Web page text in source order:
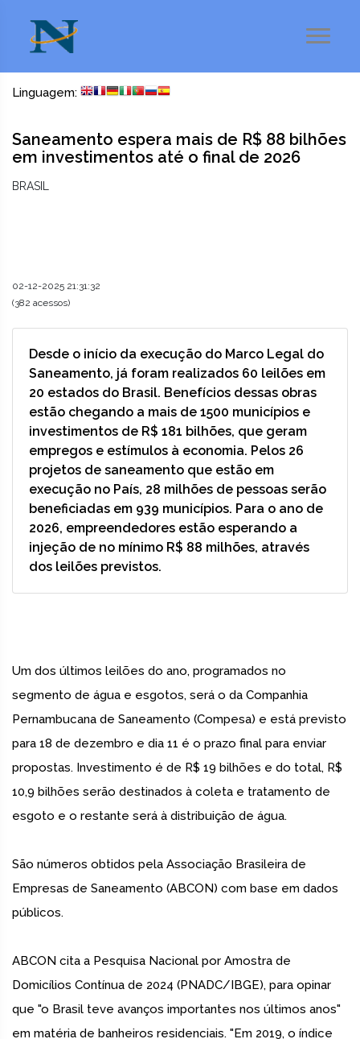
Linguagem:
Saneamento espera mais de R$ 88 bilhões
em investimentos até o final de 2026
BRASIL
02-12-2025 21:31:32
(382 acessos)
Desde o início da execução do Marco Legal do
Saneamento, já foram realizados 60 leilões em
20 estados do Brasil. Benefícios dessas obras
estão chegando a mais de 1500 municípios e
investimentos de R$ 181 bilhões, que geram
empregos e estímulos à economia. Pelos 26
projetos de saneamento que estão em
execução no País, 28 milhões de pessoas serão
beneficiadas em 939 municípios. Para o ano de
2026, empreendedores estão esperando a
injeção de no mínimo R$ 88 milhões, através
dos leilões previstos.
Um dos últimos leilões do ano, programados no
segmento de água e esgotos, será o da Companhia
Pernambucana de Saneamento (Compesa) e está previsto
para 18 de dezembro e dia 11 é o prazo final para enviar
propostas. Investimento é de R$ 19 bilhões e do total, R$
10,9 bilhões serão destinados à coleta e tratamento de
esgoto e o restante será à distribuição de água.
São números obtidos pela Associação Brasileira de
Empresas de Saneamento (ABCON) com base em dados
públicos.
ABCON cita a Pesquisa Nacional por Amostra de
Domicílios Contínua de 2024 (PNADC/IBGE), para opinar
que "o Brasil teve avanços importantes nos últimos anos"
em matéria de banheiros residenciais. "Em 2019, o índice